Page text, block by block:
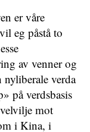
er våre
eg påstå to
av venner og
verda
på verdsbasis
mot
i Kina, i